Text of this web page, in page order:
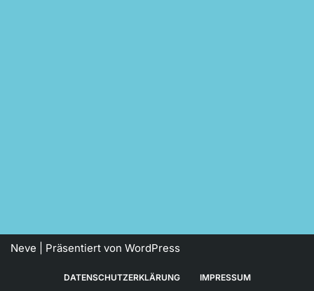
Neve | Präsentiert von WordPress
DATENSCHUTZERKLÄRUNG IMPRESSUM